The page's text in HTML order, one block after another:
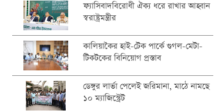
ফ্যাসিবাদবিরোধী ঐক্য ধরে রাখার আহ্বান
স্বরাষ্ট্রমন্ত্রীর
কালিয়াকৈর হাই-টেক পার্কে গুগল-মেটা-
টিকটকের বিনিয়োগ প্রস্তাব
ডেঙ্গুর লার্ভা পেলেই জরিমানা, মাঠে নামছে
১০ ম্যাজিস্ট্রেট